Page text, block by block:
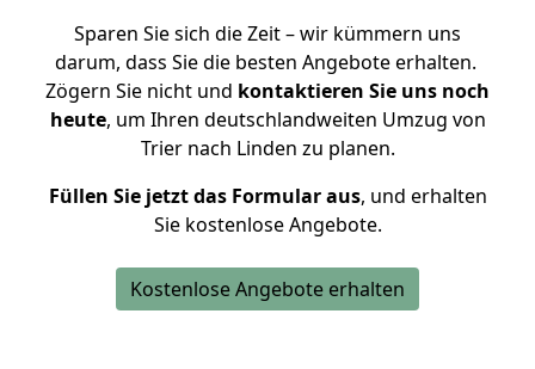
Sparen Sie sich die Zeit – wir kümmern uns
darum, dass Sie die besten Angebote erhalten.
Zögern Sie nicht und kontaktieren Sie uns noch
heute, um Ihren deutschlandweiten Umzug von
Trier nach Linden zu planen.
Füllen Sie jetzt das Formular aus, und erhalten
Sie kostenlose Angebote.
Kostenlose Angebote erhalten